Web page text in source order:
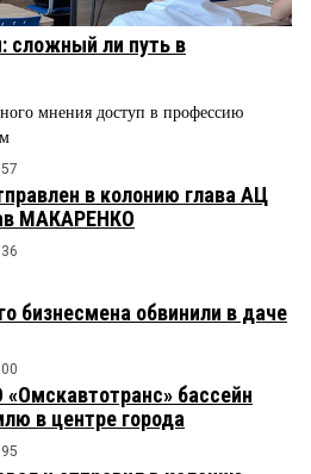
сложный ли путь в
мнения доступ в профессию
в колонию глава АЦ
МАКАРЕНКО
бизнесмена обвинили в даче
бассейн
в центре города